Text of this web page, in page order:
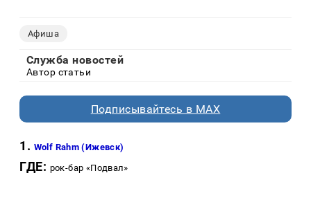
Афиша
Служба новостей
Автор статьи
Подписывайтесь в MAX
1. Wolf Rahm (Ижевск)
ГДЕ: рок-бар «Подвал»